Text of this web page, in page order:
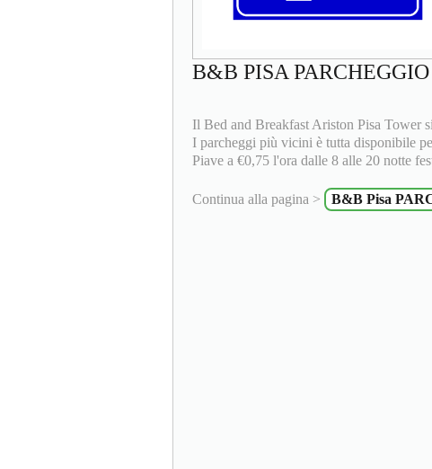
B&B PISA PARCHEGGIO
Il Bed and Breakfast Ariston Pisa Tower
I parcheggi più vicini è tutta disponibile
Piave a €0,75 l'ora dalle 8 alle 20 notte
Continua alla pagina > B&B Pisa